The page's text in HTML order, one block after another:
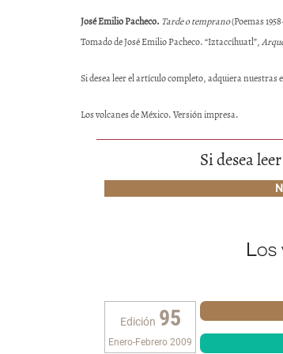
José Emilio Pacheco. Tarde o temprano(Poemas
Tomado de José Emilio Pacheco.“Iztaccíhuatl”,
Si desea leer el artículo completo, adquiera nuestras
Los volcanes de México. Versión impresa.
Si desea
Los
Edición 95
Enero-Febrero 2009